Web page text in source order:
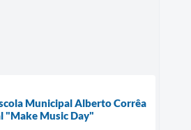
Municipal Alberto Corrêa
"Make Music Day"